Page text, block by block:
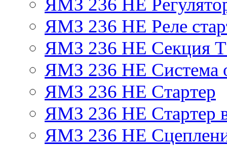
ЯМЗ 236 НЕ
ЯМЗ 236 НЕ Реле
ЯМЗ 236 НЕ Секция
ЯМЗ 236 НЕ Система
ЯМЗ 236 НЕ Стартер
ЯМЗ 236 НЕ Стартер
ЯМЗ 236 НЕ